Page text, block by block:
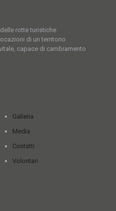
rotte turistiche
di un territorio
capace di cambiamento
Galleria
Media
Contatti
Volontari